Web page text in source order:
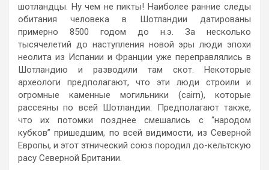
шотландцы. Ну чем не пикты! Наиболее ранние следы
обитания человека в Шотландии датированы
примерно 8500 годом до н.э. За несколько
тысячелетий до наступления новой эры люди эпохи
неолита из Испании и Франции уже переправлялись в
Шотландию и разводили там скот. Некоторые
археологи предполагают, что эти люди строили и
огромные каменные могильники (cairn), которые
рассеяны по всей Шотландии. Предполагают также,
что их потомки позднее смешались с “народом
кубков” пришедшим, по всей видимости, из Северной
Европы, и этот этнический союз породил до-кельтскую
расу Северной Британии.